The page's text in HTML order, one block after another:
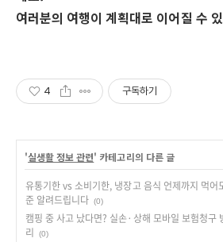
여러분의 여행이 계획대로 이어질 수
4 구독하기
'실생활 정보 관련' 카테고리의 다른 글
유통기한 vs 소비기한, 냉장고 음식 언제까지 먹어
준 알려드립니다 (0)
캠핑 중 사고 났다면? 실손·상해 모바일 보험청구
리
(0)